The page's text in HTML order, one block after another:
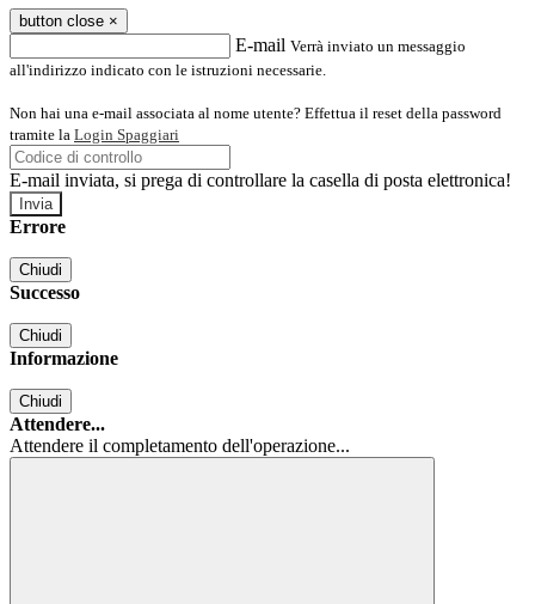
button close ×
E-mail Verrà inviato un messaggio
all'indirizzo indicato con le istruzioni necessarie.
Non hai una e-mail associata al nome utente? Effettua il reset della password
tramite la Login Spaggiari
E-mail inviata, si prega di controllare la casella di posta elettronica!
Errore
Chiudi
Successo
Chiudi
Informazione
Chiudi
Attendere...
Attendere il completamento dell'operazione...